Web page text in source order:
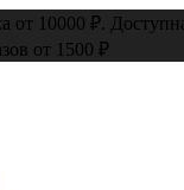
от 10000 ₽.
от 1500 ₽